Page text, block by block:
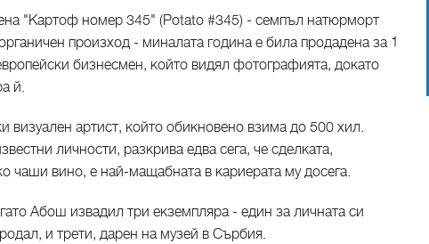
"Картоф номер 345" (Potato #345) - семпъл натюрморт
произход - миналата година е била продадена за 1
бизнесмен, който видял фотографията, докато
й.
визуален артист, който обикновено взима до 500 хил.
личности, разкрива едва сега, че сделката,
чаши вино, е най-мащабната в кариерата му досега.
Абош извадил три екземпляра - един за личната си
и трети, дарен на музей в Сърбия.